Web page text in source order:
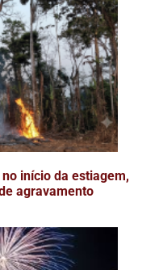
início da estiagem,
agravamento